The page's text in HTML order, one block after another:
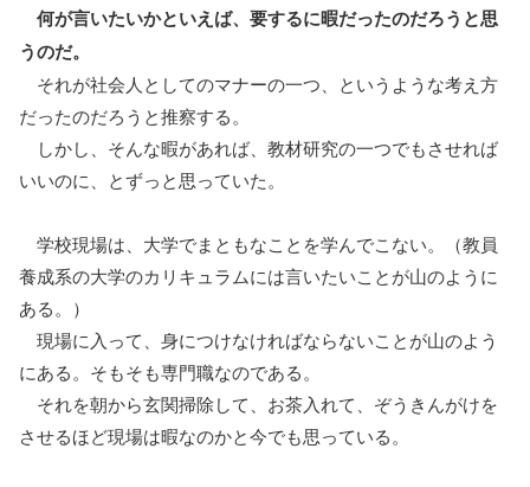
何が言いたいかといえば、要するに暇だったのだろうと思
うのだ。
それが社会人としてのマナーの一つ、というような考え方
だったのだろうと推察する。
しかし、そんな暇があれば、教材研究の一つでもさせれば
いいのに、とずっと思っていた。
学校現場は、大学でまともなことを学んでこない。（教員
養成系の大学のカリキュラムには言いたいことが山のように
ある。）
現場に入って、身につけなければならないことが山のよう
にある。そもそも専門職なのである。
それを朝から玄関掃除して、お茶入れて、ぞうきんがけを
させるほど現場は暇なのかと今でも思っている。